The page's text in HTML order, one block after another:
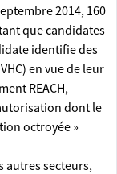
2014, 160
que candidates
identifie des
en vue de leur
REACH,
dont le
octroyée »
autres secteurs,